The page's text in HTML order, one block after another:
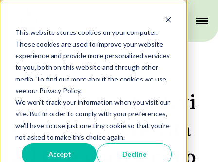
This website stores cookies on your computer.
These cookies are used to improve your website
experience and provide more personalized services
to you, both on this website and through other
media. To find out more about the cookies we use,
see our Privacy Policy.
We won't track your information when you visit our
site. But in order to comply with your preferences,
we'll have to use just one tiny cookie so that you're
not asked to make this choice again.
Accept Decline
Alimentazione
Tutto quello che devi
sapere sulla crescita
del tuo coniglio nano